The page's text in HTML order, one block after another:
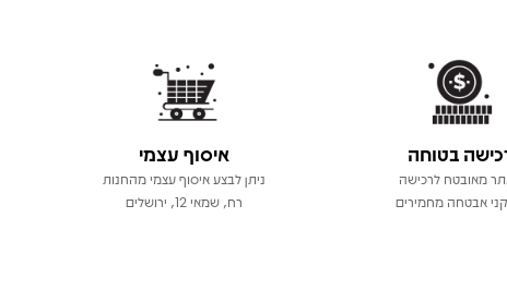
בטוחה
מאובטח לרכישה
אבטחה מחמירים
איסוף עצמי
ניתן לבצע איסוף עצמי מהחנות
רח, שמאי 12, ירושלים